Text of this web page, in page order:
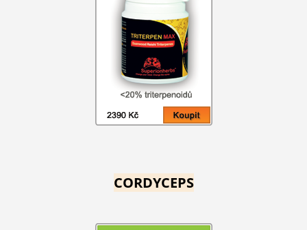
CORDYCEPS